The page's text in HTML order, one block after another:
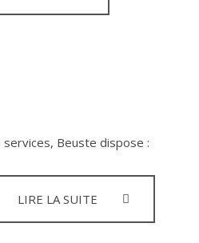
Beuste dispose :
LIRE LA SUITE